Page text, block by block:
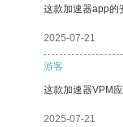
这款加速器app的
2025-07-21
游客
这款加速器VPM
2025-07-21